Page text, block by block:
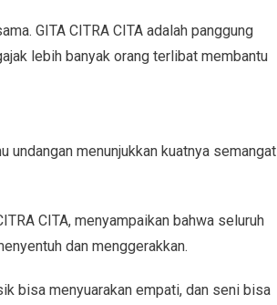
GITA CITRA CITA adalah panggung
lebih banyak orang terlibat membantu
undangan menunjukkan kuatnya semangat
CITA, menyampaikan bahwa seluruh
dan menggerakkan.
bisa menyuarakan empati, dan seni bisa